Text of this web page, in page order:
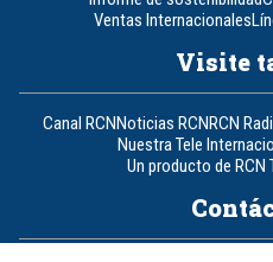
Ventas Internacionales
Visite
Canal RCNNoticias RCNRCN
Nuestra Tele
Un producto de RCN